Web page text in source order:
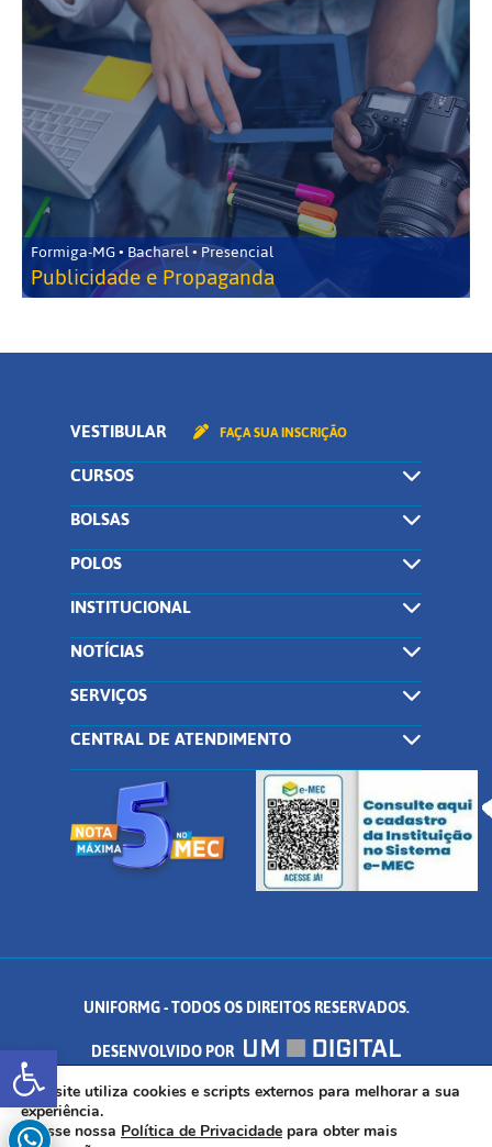
Abrir a barra de ferramentas
Formiga-MG • Bacharel • Presencial
Publicidade e Propaganda
VESTIBULAR FAÇA SUA INSCRIÇÃO
CURSOS
BOLSAS
POLOS
INSTITUCIONAL
NOTÍCIAS
SERVIÇOS
CENTRAL DE ATENDIMENTO
UNIFORMG - TODOS OS DIREITOS RESERVADOS.
DESENVOLVIDO POR
AV. DR. ARNALDO DE SENNA, 328 - PALMEIRAS, FORMIGA/MG - CEP:
35.574.530
Este site utiliza cookies e scripts externos para melhorar a sua
experiência.
Acesse nossa Política de Privacidade para obter mais